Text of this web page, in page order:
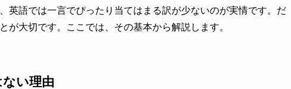
英語では一言でぴったり当てはまる訳が少ないのが実情です。だ
が大切です。ここでは、その基本から解説します。
い理由